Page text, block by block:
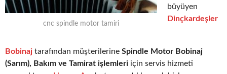
cnc spindle motor tamiri
büyüyen
Dinçkardeşler
Bobinaj tarafından müşterilerine Spindle Motor Bobinaj
(Sarım), Bakım ve Tamirat işlemleri için servis hizmeti